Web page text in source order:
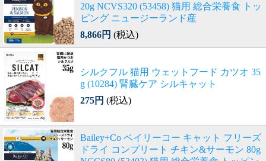
20g NCVS320 (53458) 猫用 総合栄養食 トッ
ピング ニュージーランド産
8,866円 (税込)
シルクフル 猫用 ウェットフード カツオ 35
g (10284) 腎臓ケア シルキャット
275円 (税込)
Bailey+Co ベイリーコー キャット フリーズ
ドライ コンプリート チキン&サーモン 80g